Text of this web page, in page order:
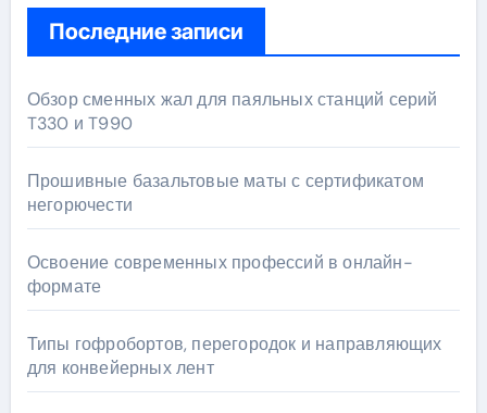
Последние записи
Обзор сменных жал для паяльных станций серий
T330 и T990
Прошивные базальтовые маты с сертификатом
негорючести
Освоение современных профессий в онлайн-
формате
Типы гофробортов, перегородок и направляющих
для конвейерных лент